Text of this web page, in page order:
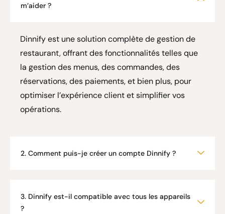
m’aider ?
Dinnify est une solution complète de gestion de
restaurant, offrant des fonctionnalités telles que
la gestion des menus, des commandes, des
réservations, des paiements, et bien plus, pour
optimiser l’expérience client et simplifier vos
opérations.
2. Comment puis-je créer un compte Dinnify ?
3. Dinnify est-il compatible avec tous les appareils
?